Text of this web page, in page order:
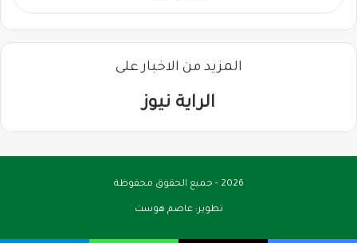
المزيد من الاخبار على
الراية نيوز
2026 - جميع الحقوق محفوظة
تطوير:عاصم هوست